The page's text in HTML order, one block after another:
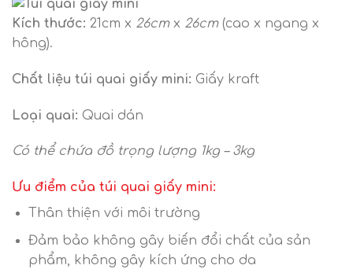
Kích thước: 21cm x 26cmx 26cm(cao x ngang x
hông).
Chất liệu túi quai giấy mini: Giấy kraft
Loại quai: Quai dán
Có thể chứa đồ trọng lượng 1kg – 3kg
Ưu điểm của túi quai giấy mini:
Thân thiện với môi trường
Đảm bảo không gây biến đổi chất của sản
phẩm, không gây kích ứng cho da